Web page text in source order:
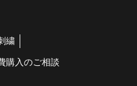
繍
購入のご相談